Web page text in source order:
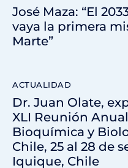
José Maza: “El
vaya la primera
Marte”
ACTUALIDAD
Dr. Juan Olate,
XLI Reunión
Bioquímica y
Chile, 25 al 28 de
Iquique, Chile